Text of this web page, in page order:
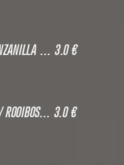
… 3.0 €
/ ROOIBOS… 3.0 €